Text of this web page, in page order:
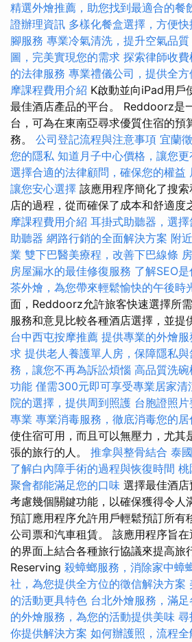
精選外燴推薦，助您找到最適合的餐
證辦理資訊 多樣化餐盒選擇，方便
腳服務 專業冷氣清洗，提升空氣品質
圖，完美實現您的需求 探索律師收
的法律服務 專業禮儀公司，提供全
摩課程費用介紹 K啟動並向iPad用戶
最佳酒店產品的平台。 Reddoorz是
台，可為在東南亞尋求優質住宿的預
務。 公司登記流程與注意事項 宜蘭
您的隱私 知道月子中心價格，讓您
選擇合適的法律顧問，確保您的權益
讓您安心選擇 該應用程序簡化了搜
店的過程，從而確保了成本和舒適度
摩課程費用介紹 耳掛式助聽器，選
助聽器 網路行銷的全面解決方案 附
業 雙下巴醫美療程，改善下巴線條
房屋漏水的最佳修復服務 了解SEO
茶外燴，為您帶來輕鬆愉快的午後時
面，Reddoorz允許旅客快速選擇所
服務和意見比較各種酒店選擇，並提
台中西屯按摩推薦 提供專業的外燴
求 提供老人養護單人房，保障隱私與
務，讓您不再為訴訟煩惱 高品質洗
功能 僅需300元即可享受專業居家清
院的選擇，提供周到照護 台胞證照
專業 專業消毒服務，徹底消毒您的
使住宿可用，而且可以無壓力，尤其
張的旅行的人。 推拿與整骨結合 泰
了解白內障手術的過程與恢復時間 桃
聚會都能滿足您的口味 選擇最佳酒
考慮幾個關鍵功能，以確保獲得令人
預訂應用程序允許用戶輕鬆預訂所有
公司票和汽車租賃。 該應用程序旨
的界面上結合各種旅行協議來提高旅
Reserving 殺蟑螂服務，消除家中蟑
社，為您提供全方位的徵信解決方案
的活動更具特色 台北外燴服務，滿
的外燴服務，為您的活動提供美味 尋
你提供解決方案 如何辦護照，流程全